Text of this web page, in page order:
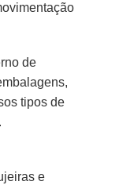
de
tipos de
e